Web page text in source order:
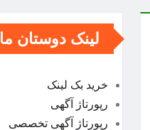
لینک دوستان ما
خرید بک لینک
رپورتاژ آگهی
رپورتاژ آگهی تخصصی